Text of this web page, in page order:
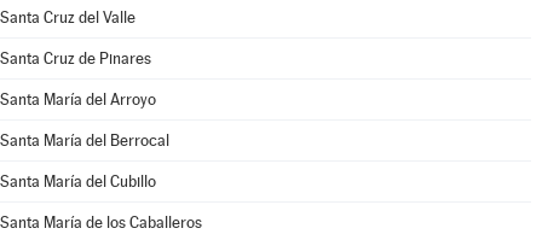
Santa Cruz del Valle
Santa Cruz de Pinares
Santa María del Arroyo
Santa María del Berrocal
Santa María del Cubillo
Santa María de los Caballeros